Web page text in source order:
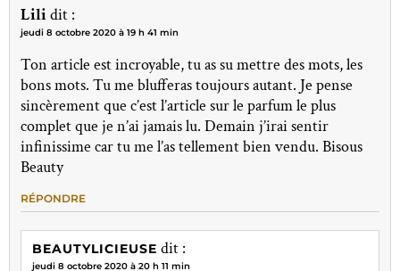
Lilidit :
jeudi 8 octobre 2020 à 19 h 41 min
Ton article est incroyable, tu as su mettre des mots, les
bons mots. Tu me blufferas toujours autant. Je pense
sincèrement que c’est l’article sur le parfum le plus
complet que je n’ai jamais lu. Demain j’irai sentir
infinissime car tu me l’as tellement bien vendu. Bisous
Beauty
RÉPONDRE
BEAUTYLICIEUSE dit :
jeudi 8 octobre 2020 à 20 h 11 min